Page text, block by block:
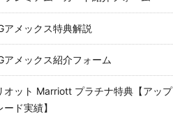
アメックス特典解説
アメックス紹介フォーム
オット Marriott プラチナ特典【アップ
ード実績】